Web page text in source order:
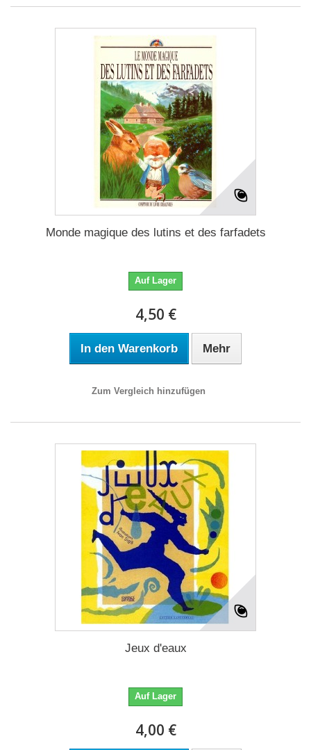
Monde magique des lutins et des farfadets
Auf Lager
4,50 €
In den Warenkorb Mehr
Zum Vergleich hinzufügen
Jeux d'eaux
Auf Lager
4,00 €